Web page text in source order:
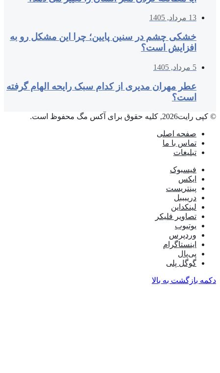
13 مرداد, 1405
خشکی چشم در سنین پایین؛ چرا این مشکل رو به
افزایش است؟
5 مرداد, 1405
عطر مهران مدیری از کدام سبک رایحه الهام گرفته
است؟
© کپی رایت2026, کلیه حقوق برای آکس مگ محفوظ است.
صفحه اصلی
تماس با ما
تبلیغات
فیسبوک
ایکس
پینتریست
دریبببل
لینکداین
تصاویر فلیکر
یوتیوب
وردپرس
اینستاگرام
پی‌پال
گوگل پلی
دکمه بازگشت به بالا